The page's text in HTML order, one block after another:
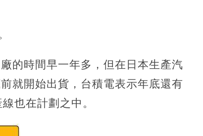
的時間早一年多，但在日本生產汽
就開始出貨，台積電表示年底還有
也在計劃之中。